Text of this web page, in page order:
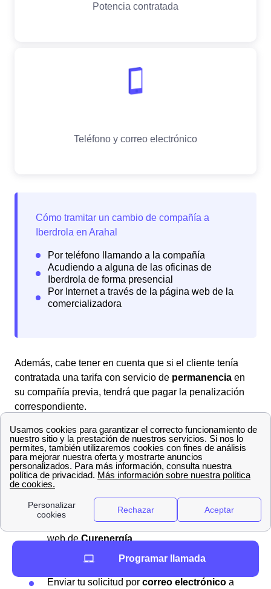
Además, cabe tener en cuenta que si el cliente tenía
contratada una tarifa con servicio de permanencia en
su compañía previa, tendrá que pagar la penalización
correspondiente.
Guía para activar el servicio de luz y gas en Arahal
con Iberdrola
Si deseas solicitar elBono Social de Iberdrolaen
Arahal, tienes varias opciones disponibles para
presentar tu solicitud. Puedes optar por:
Completar elformulario onlineen la página
web deCurenergía.
Acudir a una de las
oficinas de Iberdrola
Enviar tu solicitud por correo electrónico a
Programar llamada